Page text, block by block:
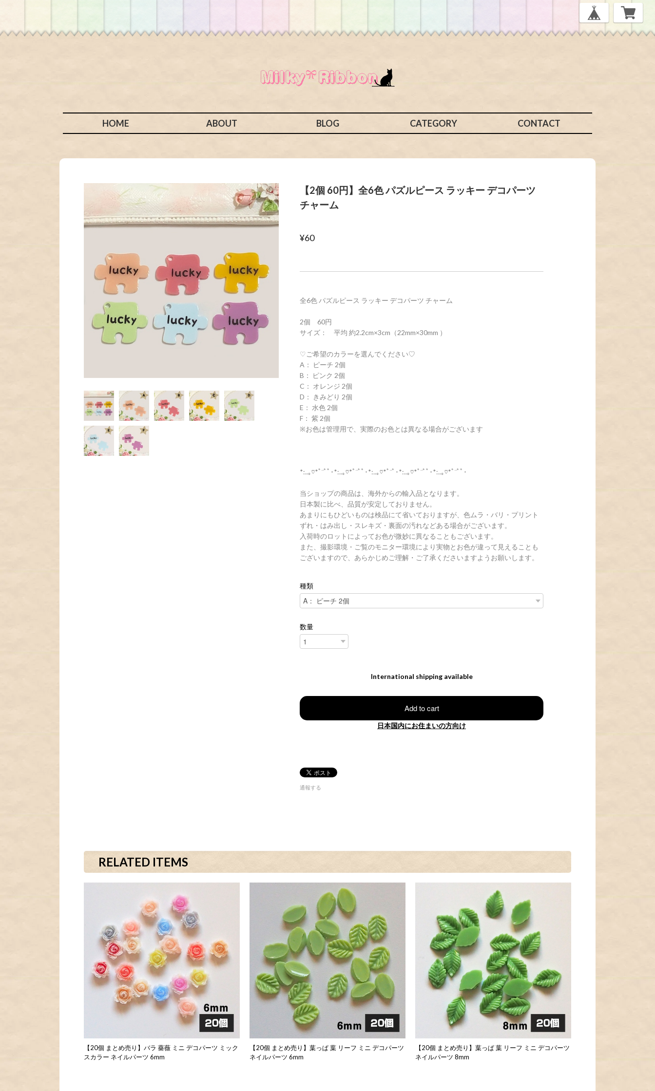
HOME ABOUT BLOG CATEGORY CONTACT
【2個 60円】全6色 パズルピース ラッキー デコパーツ
チャーム
¥60
全6色 パズルピース ラッキー デコパーツ チャーム
2個 60円
サイズ： 平均 約2.2cm×3cm（22mm×30mm ）
♡ご希望のカラーを選んでください♡
A： ピーチ 2個
B： ピンク 2個
C： オレンジ 2個
D： きみどり 2個
E： 水色 2個
F： 紫 2個
※お色は管理用で、実際のお色とは異なる場合がございます
*:..｡♡*ﾟ¨ﾟﾟ･*:..｡♡*ﾟ¨ﾟﾟ･*:..｡♡*ﾟ¨ﾟ･*:..｡♡*ﾟ¨ﾟﾟ･*:..｡♡*ﾟ¨ﾟﾟ･
当ショップの商品は、海外からの輸入品となります。
日本製に比べ、品質が安定しておりません。
あまりにもひどいものは検品にて省いておりますが、色ムラ・バリ・プリント
ずれ・はみ出し・スレキズ・裏面の汚れなどある場合がございます。
入荷時のロットによってお色が微妙に異なることもございます。
また、撮影環境・ご覧のモニター環境により実物とお色が違って見えることも
ございますので、あらかじめご理解・ご了承くださいますようお願いします。
種類
数量
International shipping available
Add to cart
日本国内にお住まいの方向け
通報する
RELATED ITEMS
【20個 まとめ売り】バラ 薔薇 ミニ デコパーツ ミック
スカラー ネイルパーツ 6mm
【20個 まとめ売り】葉っぱ 葉 リーフ ミニ デコパーツ
ネイルパーツ 6mm
【20個 まとめ売り】葉っぱ 葉 リーフ ミニ デコパーツ
ネイルパーツ 8mm